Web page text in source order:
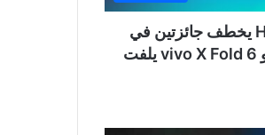
Honor Magic V6 يخطف جائزتين في
GLOMO Asia.. و vivo X Fold 6 يلفت